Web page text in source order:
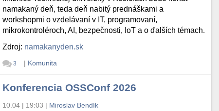
namakaný deň, teda deň nabitý prednáškami a
workshopmi o vzdelávaní v IT, programovaní,
mikrokontroléroch, AI, bezpečnosti, IoT a o ďalších témach.
Zdroj: namakanyden.sk
3 | Komunita
Konferencia OSSConf 2026
10.04 | 19:03 | Miroslav Bendík